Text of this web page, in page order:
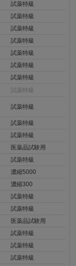
試薬特級
試薬特級
試薬特級
試薬特級
試薬特級
試薬特級
試薬特級
試薬特級
試薬特級
試薬特級
試薬特級
医薬品試験用
試薬特級
濃縮5000
濃縮300
試薬特級
試薬特級
医薬品試験用
試薬特級
試薬特級
試薬特級